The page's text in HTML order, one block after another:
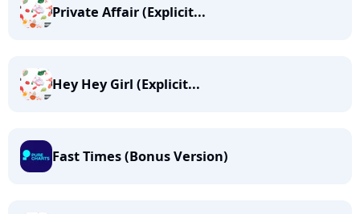
Private Affair (Explicit...
Hey Hey Girl (Explicit...
Fast Times (Bonus Version)